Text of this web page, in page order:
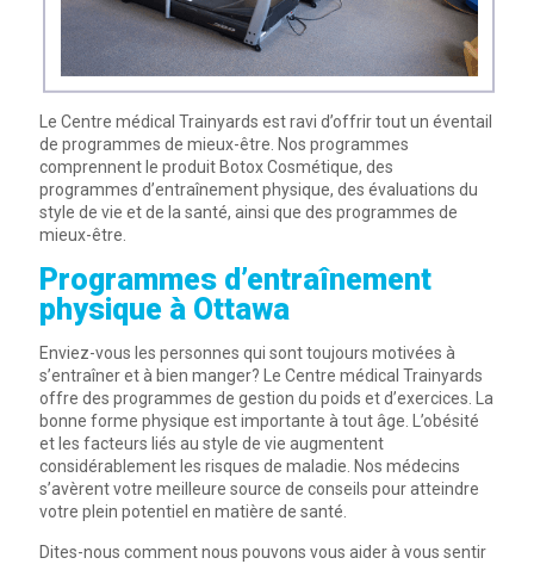
Le Centre médical Trainyards est ravi d’offrir tout un éventail
de programmes de mieux-être. Nos programmes
comprennent le produit Botox Cosmétique, des
programmes d’entraînement physique, des évaluations du
style de vie et de la santé, ainsi que des programmes de
mieux-être.
Programmes d’entraînement
physique à Ottawa
Enviez-vous les personnes qui sont toujours motivées à
s’entraîner et à bien manger? Le Centre médical Trainyards
offre des programmes de gestion du poids et d’exercices. La
bonne forme physique est importante à tout âge. L’obésité
et les facteurs liés au style de vie augmentent
considérablement les risques de maladie. Nos médecins
s’avèrent votre meilleure source de conseils pour atteindre
votre plein potentiel en matière de santé.
Dites-nous comment nous pouvons vous aider à vous sentir